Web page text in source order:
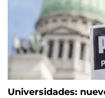
Universidades: